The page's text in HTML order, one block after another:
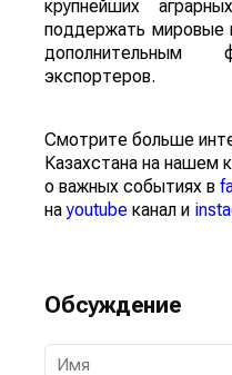
крупнейших
поддержать мировые
экспортеров.
Смотрите больше
Казахстана на нашем
о важных событиях в
наyoutube канал и
Обсуждение